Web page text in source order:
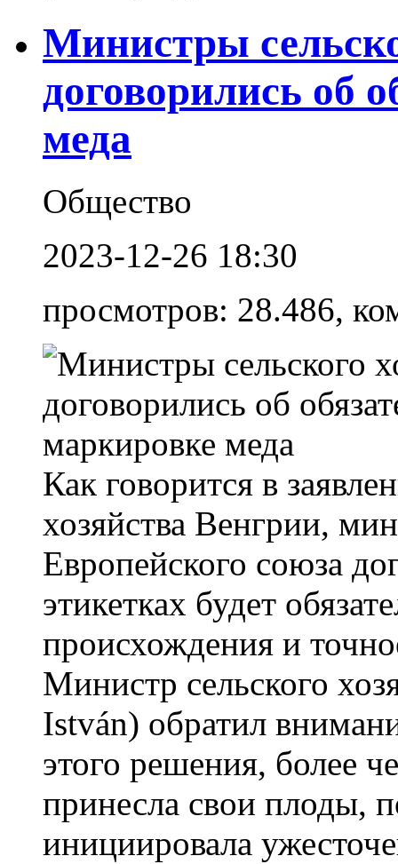
Министры
договорились об
меда
Общество
2023-12-26 18:30
просмотров: 28.486,
Как говорится в
хозяйства Венгрии,
Европейского союза
этикетках будет
происхождения и
Министр сельского
István) обратил
этого решения, более
принесла свои плоды,
инициировала